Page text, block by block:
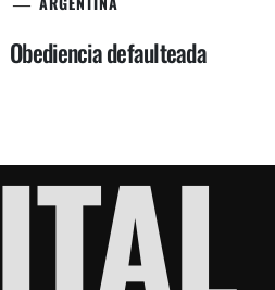
Obediencia defaulteada